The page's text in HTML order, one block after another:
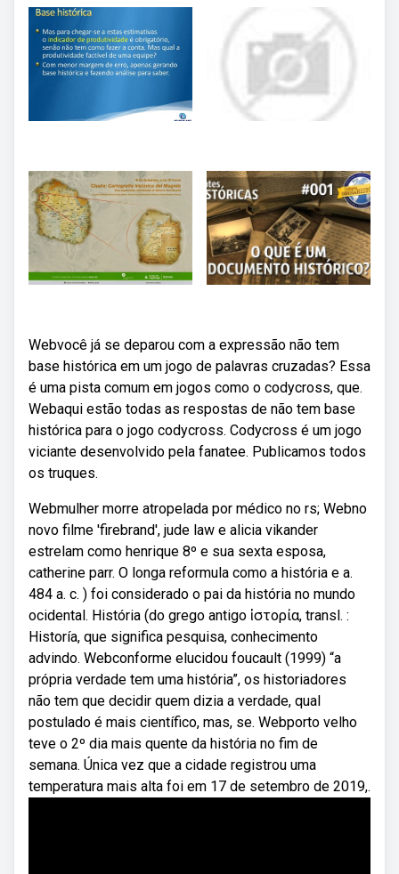
Webvocê já se deparou com a expressão não tem
base histórica em um jogo de palavras cruzadas? Essa
é uma pista comum em jogos como o codycross, que.
Webaqui estão todas as respostas de não tem base
histórica para o jogo codycross. Codycross é um jogo
viciante desenvolvido pela fanatee. Publicamos todos
os truques.
Webmulher morre atropelada por médico no rs; Webno
novo filme 'firebrand', jude law e alicia vikander
estrelam como henrique 8º e sua sexta esposa,
catherine parr. O longa reformula como a história e a.
484 a. c. ) foi considerado o pai da história no mundo
ocidental. História (do grego antigo ἱστορία, transl. :
Historía, que significa pesquisa, conhecimento
advindo. Webconforme elucidou foucault (1999) “a
própria verdade tem uma história”, os historiadores
não tem que decidir quem dizia a verdade, qual
postulado é mais científico, mas, se. Webporto velho
teve o 2º dia mais quente da história no fim de
semana. Única vez que a cidade registrou uma
temperatura mais alta foi em 17 de setembro de 2019,.